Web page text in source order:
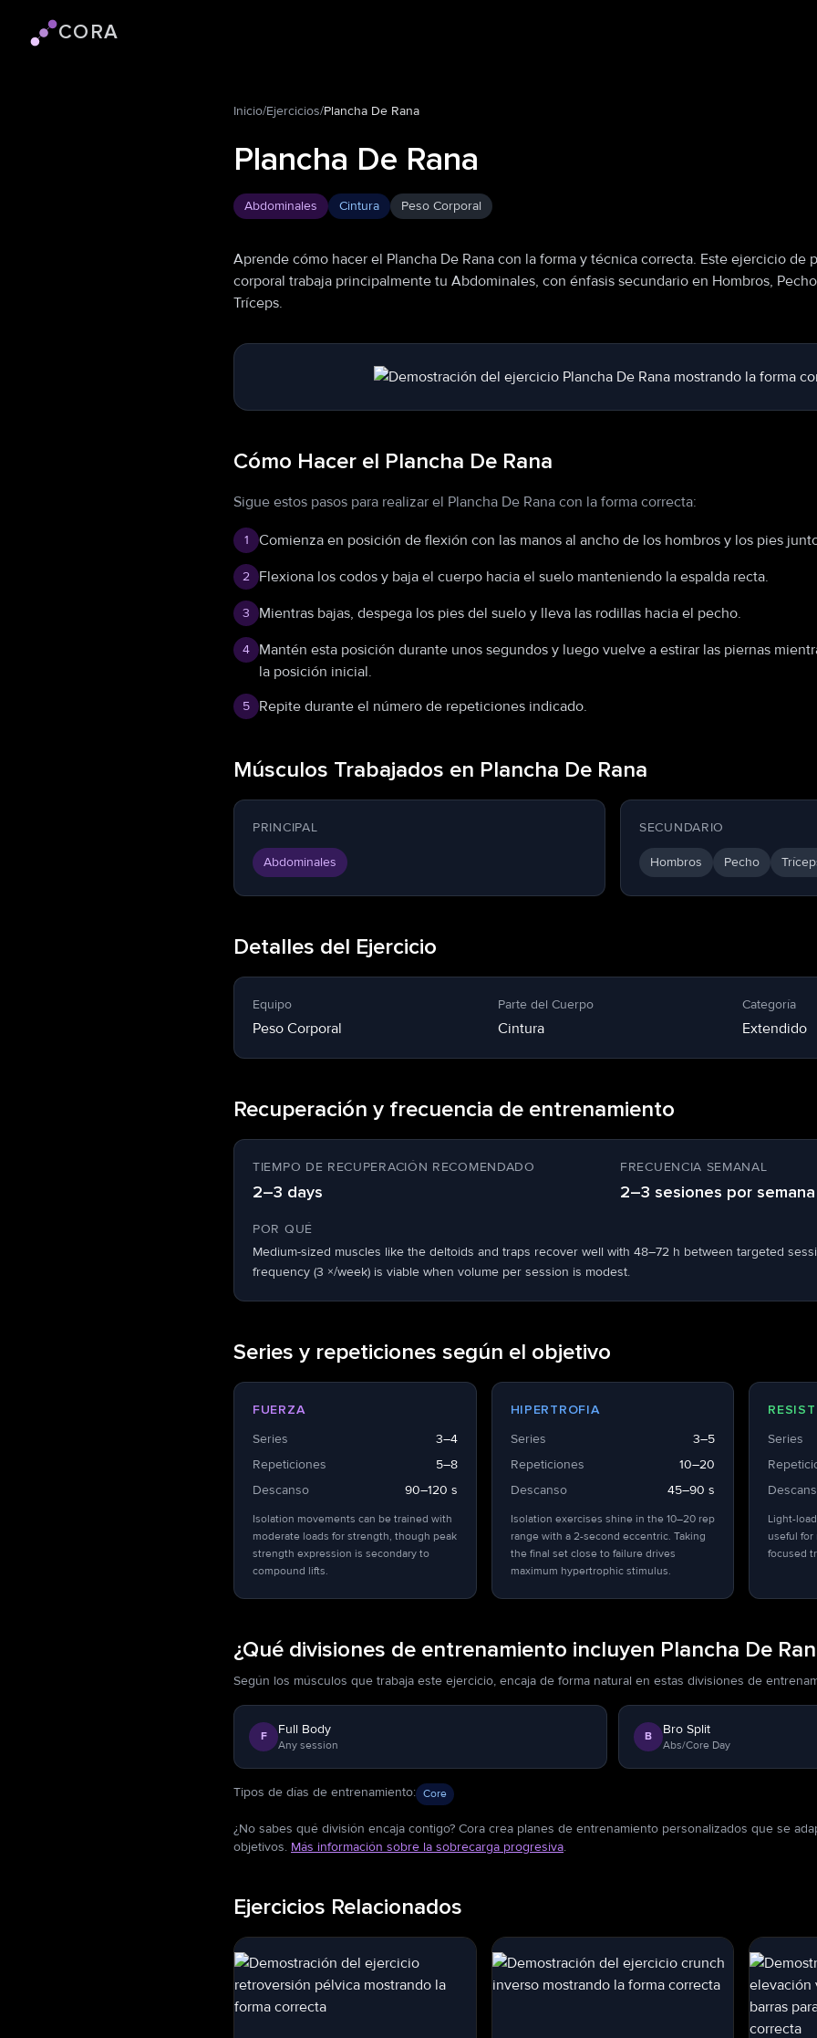
Logo de Cora
CORA
Inicio/Ejercicios/Plancha De Rana
Plancha De Rana
Abdominales Cintura Peso Corporal
Aprende cómo hacer el Plancha De Rana con la forma y técnica correcta. Este ejercicio de
corporal trabaja principalmente tu Abdominales, con énfasis secundario en Hombros,
Tríceps.
Cómo Hacer el Plancha De Rana
Sigue estos pasos para realizar el Plancha De Rana con la forma correcta:
1 Comienza en posición de flexión con las manos al ancho de los hombros y los pies
2 Flexiona los codos y baja el cuerpo hacia el suelo manteniendo la espalda recta.
3 Mientras bajas, despega los pies del suelo y lleva las rodillas hacia el pecho.
4
Mantén esta posición durante unos segundos y luego vuelve a estirar las piernas
la posición inicial.
5 Repite durante el número de repeticiones indicado.
Músculos Trabajados en Plancha De Rana
PRINCIPAL
Abdominales
SECUNDARIO
Hombros Pecho
Detalles del Ejercicio
Equipo
Peso Corporal
Parte del Cuerpo
Cintura
Categoría
Extendido
Recuperación y frecuencia de entrenamiento
TIEMPO DE RECUPERACIÓN RECOMENDADO
2–3 days
FRECUENCIA SEMANAL
2–3 sesiones por semana
POR QUÉ
Medium-sized muscles like the deltoids and traps recover well with 48–72 h between targeted
frequency (3 ×/week) is viable when volume per session is modest.
Series y repeticiones según el objetivo
FUERZA
Series
3–4
Repeticiones
5–8
Descanso
90–120 s
Isolation movements can be trained with
moderate loads for strength, though peak
strength expression is secondary to
compound lifts.
HIPERTROFIA
Series
3–5
Repeticiones
10–20
Descanso
45–90 s
Isolation exercises shine in the 10–20 rep
range with a 2-second eccentric. Taking
the final set close to failure drives
maximum hypertrophic stimulus.
Series
Light-
useful
focused
¿Qué divisiones de entrenamiento incluyen Plancha De
Según los músculos que trabaja este ejercicio, encaja de forma natural en estas divisiones de
F Full Body
Any session
B Bro Split
Abs/Core Day
Tipos de días de entrenamiento: Core
¿No sabes qué división encaja contigo? Cora crea planes de entrenamiento personalizados que se
objetivos. Más información sobre la sobrecarga progresiva.
Ejercicios Relacionados